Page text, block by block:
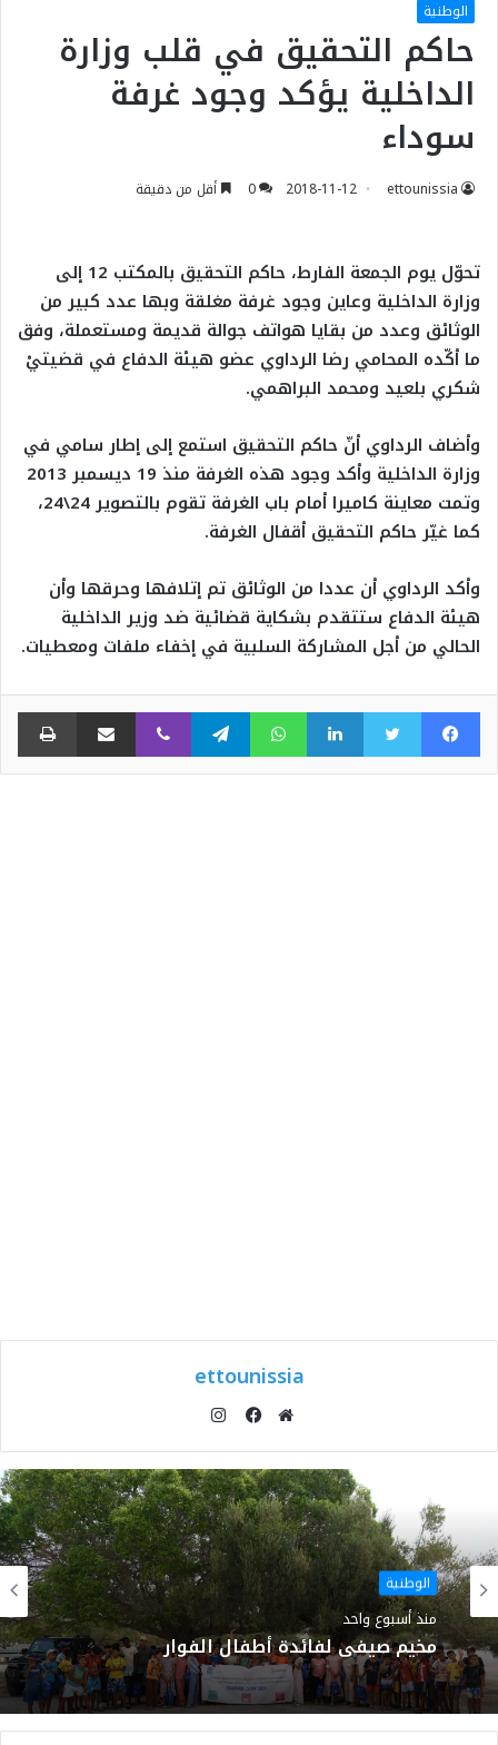
الوطنية
حاكم التحقيق في قلب وزارة
الداخلية يؤكد وجود غرفة
سوداء
ettounissia
2018-11-12
0 أقل من دقيقة
تحوّل يوم الجمعة الفارط، حاكم التحقيق بالمكتب 12 إلى
وزارة الداخلية وعاين وجود غرفة مغلقة وبها عدد كبير من
الوثائق وعدد من بقايا هواتف جوالة قديمة ومستعملة، وفق
ما أكّده المحامي رضا الرداوي عضو هيئة الدفاع في قضيتيْ
شكري بلعيد ومحمد البراهمي.
وأضاف الرداوي أنّ حاكم التحقيق استمع إلى إطار سامي في
وزارة الداخلية وأكد وجود هذه الغرفة منذ 19 ديسمبر 2013
وتمت معاينة كاميرا أمام باب الغرفة تقوم بالتصوير 24\24،
كما غيّر حاكم التحقيق أقفال الغرفة.
وأكد الرداوي أن عددا من الوثائق تم إتلافها وحرقها وأن
هيئة الدفاع ستتقدم بشكاية قضائية ضد وزير الداخلية
الحالي من أجل المشاركة السلبية في إخفاء ملفات ومعطيات.
فيسبوك تويتر لينكدإن واتساب تيلقرام ڤايبر مشاركة عبر البريد
ettounissia
الويب
الوطنية
منذ أسبوع واحد
مخيم صيفي لفائدة أطفال الفوار